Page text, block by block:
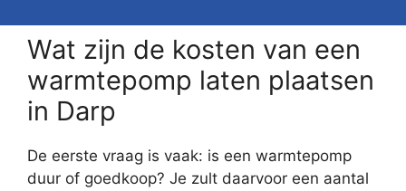
Wat zijn de kosten van een
warmtepomp laten plaatsen
in Darp
De eerste vraag is vaak: is een warmtepomp
duur of goedkoop? Je zult daarvoor een aantal